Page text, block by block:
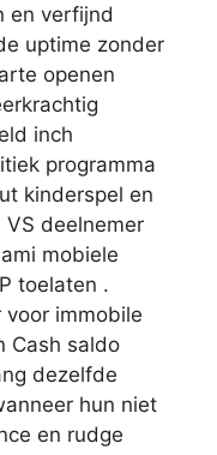
en verfijnd
uptime zonder
openen
inch
programma
kinderspel en
deelnemer
mobiele
toelaten .
immobile
Cash saldo
dezelfde
hun niet
en rudge